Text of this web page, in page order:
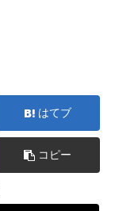
はてブ
コピー